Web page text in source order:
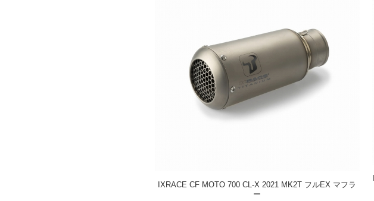
IXRACE CF MOTO 700 CL-X 2021 MK2T フルEX マフラ
ー